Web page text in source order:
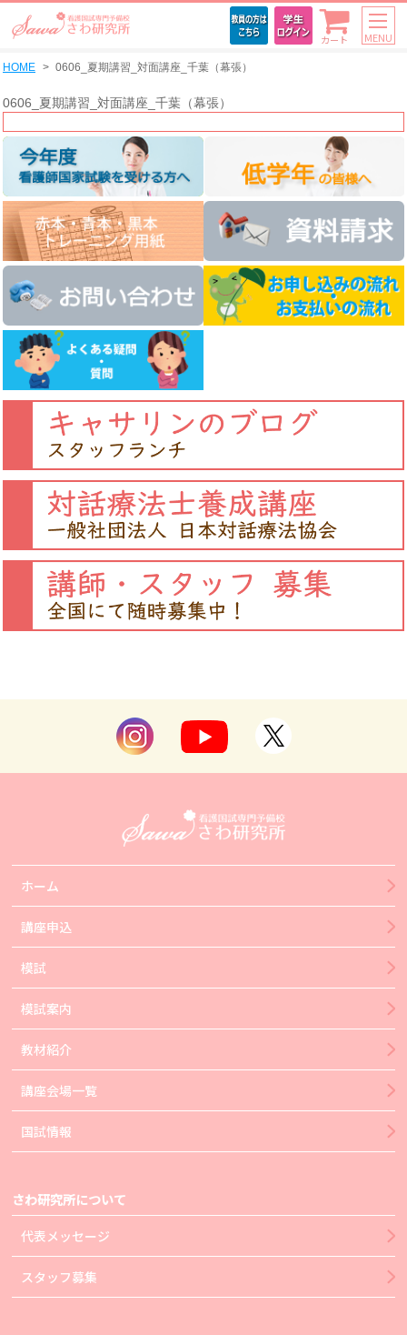
カート MENU
HOME 0606_夏期講習_対面講座_千葉（幕張）
0606_夏期講習_対面講座_千葉（幕張）
ホーム
講座申込
模試
模試案内
教材紹介
講座会場一覧
国試情報
さわ研究所について
代表メッセージ
スタッフ募集